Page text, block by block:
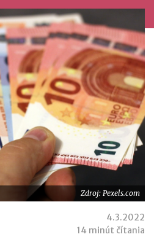
Zdroj: Pexels.com
4.3.2022
14 minút čítania